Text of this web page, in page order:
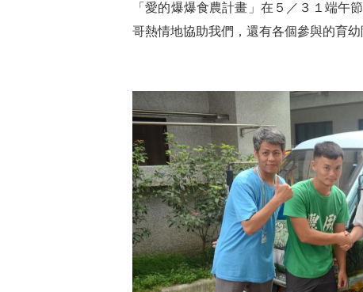
「愛的爆爆食農計畫」在５／３１端午
哥熱情地協助我們，還有各個參與的育幼